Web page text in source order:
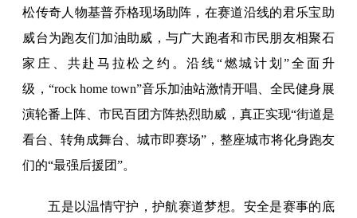
松传奇人物基普乔格现场助阵，在赛道沿线的君乐宝助
威台为跑友们加油助威，与广大跑者和市民朋友相聚石
家庄、共赴马拉松之约。沿线“燃城计划”全面升
级，“rock home town”音乐加油站激情开唱、全民健身展
演轮番上阵、市民百团方阵热烈助威，真正实现“街道是
看台、转角成舞台、城市即赛场”，整座城市将化身跑友
们的“最强后援团”。
五是以温情守护，护航赛道梦想。安全是赛事的底